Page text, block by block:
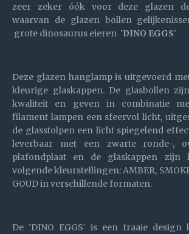
zeer zeker óók voor deze glazen
waarvan de glazen bollen
grote dinosaurus eieren 'DINO EGGS'
Deze glazen hanglamp is uitgevoerd
kleurige glaskappen. De glasbollen
kwaliteit en geven in combinatie
filament lampen een sfeervol licht,
de glasstolpen een licht spiegelend
leverbaar met een zwarte ronde-,
plafondplaat en de glaskappen zijn
volgende kleurstellingen: AMBER,
GOUD in verschillende formaten.
De 'DINO EGGS' is een fraaie design